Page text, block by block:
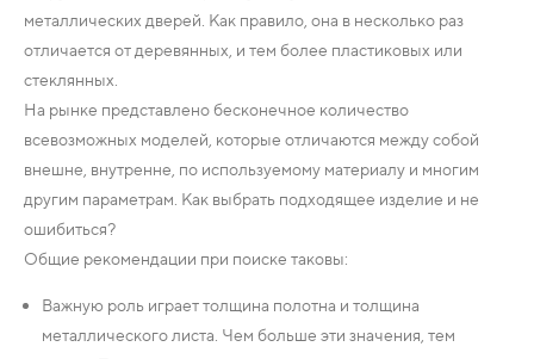
металлических дверей. Как правило, она в несколько раз
отличается от деревянных, и тем более пластиковых или
стеклянных.
На рынке представлено бесконечное количество
всевозможных моделей, которые отличаются между собой
внешне, внутренне, по используемому материалу и многим
другим параметрам. Как выбрать подходящее изделие и не
ошибиться?
Общие рекомендации при поиске таковы:
Важную роль играет толщина полотна и толщина
металлического листа. Чем больше эти значения, тем